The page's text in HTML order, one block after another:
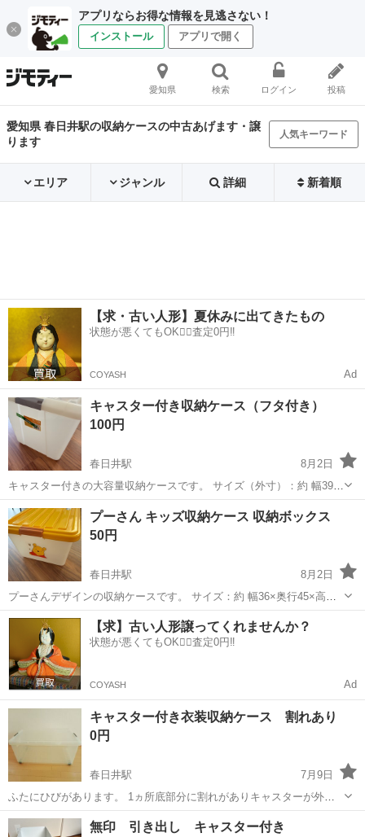
アプリならお得な情報を見逃さない！
インストール アプリで開く
愛知県 検索 ログイン 投稿
愛知県 春日井駅の収納ケースの中古あげます・譲
ります
人気キーワード
エリア ジャンル 詳細 新着順
【求・古い人形】夏休みに出てきたもの
状態が悪くてもOK🙆‍♀️査定0円‼️
COYASH Ad
キャスター付き収納ケース（フタ付き）
100円
春日井駅
8月2日
キャスター付きの大容量収納ケースです。 サイズ（外寸）：約 幅39×
奥行72×高さ33cm 割れやヒビはありません。 使用に伴う傷やスレあ
り。 フタに若干のたわみがありますが、蓋のロックもしっかりかかり
ます。
愛知 春日井市 春日井駅 収納家具
プーさん キッズ収納ケース 収納ボックス
50円
春日井駅
8月2日
プーさんデザインの収納ケースです。 サイズ：約 幅36×奥行45×高さ
24.5cm 使用に伴う細かな傷やスレはありますが、割れや欠けはなく、
まだお使いいただけると思います。
愛知 春日井市 春日井駅 収納家具
【求】古い人形譲ってくれませんか？
状態が悪くてもOK🙆‍♀️査定0円‼️
COYASH Ad
キャスター付き衣装収納ケース 割れあり
0円
春日井駅
7月9日
ふたにひびがあります。 1ヵ所底部分に割れがありキャスターが外れ
ています。 画像にてご確認いただきご了承のうえご検討ください。 サ
イズ73x40x43 取りに来ていただける方よろしくお願いします。 喫煙
愛知 春日井市 春日井駅 収納家具
無印 引き出し キャスター付き